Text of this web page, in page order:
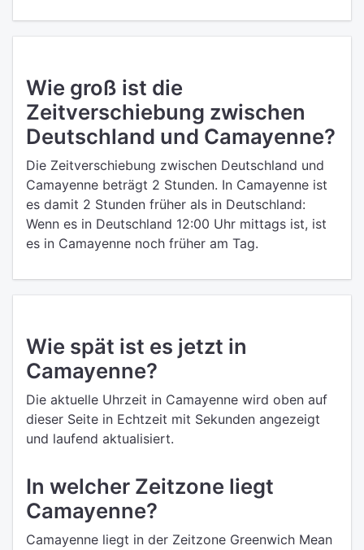
Wie groß ist die
Zeitverschiebung zwischen
Deutschland und Camayenne?
Die Zeitverschiebung zwischen Deutschland und
Camayenne beträgt 2 Stunden. In Camayenne ist
es damit 2 Stunden früher als in Deutschland:
Wenn es in Deutschland 12:00 Uhr mittags ist, ist
es in Camayenne noch früher am Tag.
Wie spät ist es jetzt in
Camayenne?
Die aktuelle Uhrzeit in Camayenne wird oben auf
dieser Seite in Echtzeit mit Sekunden angezeigt
und laufend aktualisiert.
In welcher Zeitzone liegt
Camayenne?
Camayenne liegt in der Zeitzone Greenwich Mean